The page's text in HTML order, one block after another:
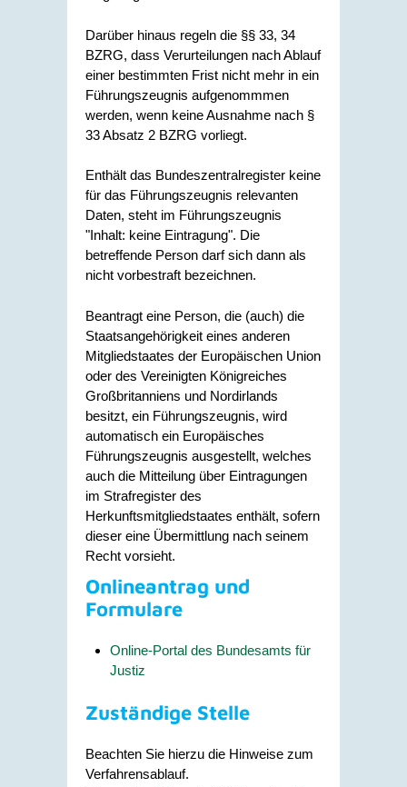
Darüber hinaus regeln die §§ 33, 34
BZRG, dass Verurteilungen nach Ablauf
einer bestimmten Frist nicht mehr in ein
Führungszeugnis aufgenommmen
werden, wenn keine Ausnahme nach §
33 Absatz 2 BZRG vorliegt.
Enthält das Bundeszentralregister keine
für das Führungszeugnis relevanten
Daten, steht im Führungszeugnis
"Inhalt: keine Eintragung". Die
betreffende Person darf sich dann als
nicht vorbestraft bezeichnen.
Beantragt eine Person, die (auch) die
Staatsangehörigkeit eines anderen
Mitgliedstaates der Europäischen Union
oder des Vereinigten Königreiches
Großbritanniens und Nordirlands
besitzt, ein Führungszeugnis, wird
automatisch ein Europäisches
Führungszeugnis ausgestellt, welches
auch die Mitteilung über Eintragungen
im Strafregister des
Herkunftsmitgliedstaates enthält, sofern
dieser eine Übermittlung nach seinem
Recht vorsieht.
Onlineantrag und
Formulare
Online-Portal des Bundesamts für
Justiz
Zuständige Stelle
Beachten Sie hierzu die Hinweise zum
Verfahrensablauf.